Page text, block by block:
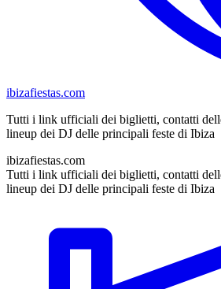
ibizafiestas.com
Tutti i link ufficiali dei biglietti, contatti
lineup dei DJ delle principali feste di Ibiza
ibizafiestas.com
Tutti i link ufficiali dei biglietti, contatti
lineup dei DJ delle principali feste di Ibiza